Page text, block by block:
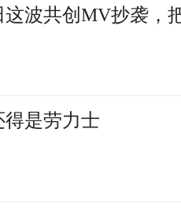
波共创MV抄袭，
是劳力士